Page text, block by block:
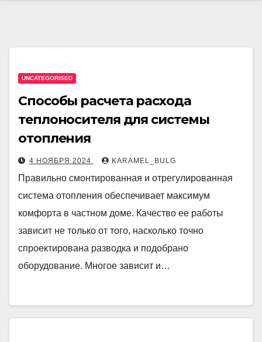
UNCATEGORISED
Способы расчета расхода
теплоносителя для системы
отопления
4 НОЯБРЯ 2024 KARAMEL_BULG
Правильно смонтированная и отрегулированная
система отопления обеспечивает максимум
комфорта в частном доме. Качество ее работы
зависит не только от того, насколько точно
спроектирована разводка и подобрано
оборудование. Многое зависит и…